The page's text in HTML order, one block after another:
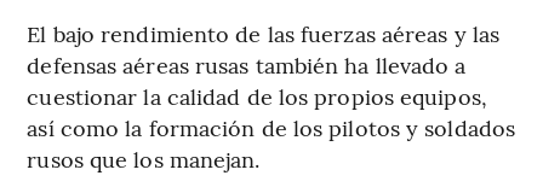
El bajo rendimiento de las fuerzas aéreas y las
defensas aéreas rusas también ha llevado a
cuestionar la calidad de los propios equipos,
así como la formación de los pilotos y soldados
rusos que los manejan.